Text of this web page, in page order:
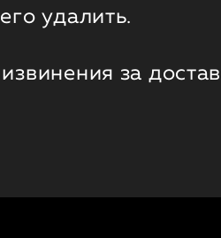
удалить.
за